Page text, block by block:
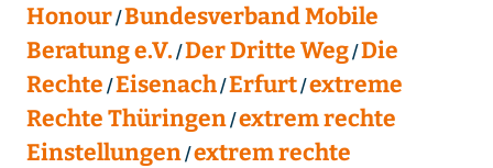
Honour Bundesverband Mobile
Beratung e.V. Der Dritte Weg Die
Rechte Eisenach Erfurt extreme
Rechte Thüringen extrem rechte
Einstellungen extrem rechte